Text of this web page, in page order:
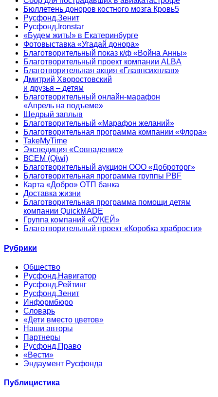
Бюллетень доноров костного мозга Кровь5
Русфонд.Зенит
Русфонд.Ironstar
«Будем жить!» в Екатеринбурге
Фотовыставка «Угадай донора»
Благотворительный показ к/ф «Война Анны»
Благотворительный проект компании ALBA
Благотворительная акция «Главпсихплав»
Дмитрий Хворостовский
и друзья – детям
Благотворительный онлайн‑марафон
«Апрель на подъеме»
Щедрый заплыв
Благотворительный «Марафон желаний»
Благотворительная программа компании «Флора»
TakeMyTime
Экспедиция «Совпадение»
ВСЕМ (Qiwi)
Благотворительный аукцион ООО «Доброторг»
Благотворительная программа группы PBF
Карта «Добро» ОТП банка
Доставка жизни
Благотворительная программа помощи детям
компании QuickMADE
Группа компаний «О’КЕЙ»
Благотворительный проект «Коробка храбрости»
Рубрики
Общество
Русфонд.Навигатор
Русфонд.Рейтинг
Русфонд.Зенит
Информбюро
Словарь
«Дети вместо цветов»
Наши авторы
Партнеры
Русфонд.Право
«Вести»
Эндаумент Русфонда
Публицистика